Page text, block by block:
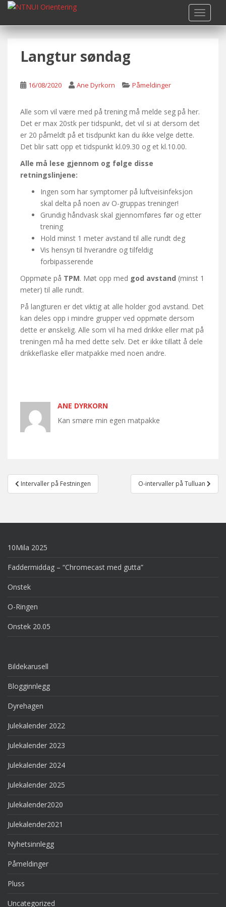
i
Langtur søndag
16/08/2020 Ane Dyrkorn Påmeldinger
Alle som vil være med på trening må melde seg på her.
Det er max 20stk per tidspunkt, det vil si at dersom det
er 20 påmeldt på et tisdpunkt kan du ikke velge dette.
Det blir satt opp et tidspunkt kl.09.30 og et kl.10.00.
Alle må lese gjennom og følge disse
retningslinjene:
Ingen som har symptomer på luftveisinfeksjon
skal delta på noen av O-gruppas treninger!
Grundig håndvask skal gjennomføres før og etter
trening
Hold minst 1 meter avstand til alle rundt deg
Vis hensyn til hverandre og tilfeldig
forbipasserende
Oppmøte på TPM. Møt opp med god avstand (minst 1
meter) til alle rundt.
På langturen er det viktig at alle holder god avstand. Det
kan deles opp i mindre grupper ved oppmøte dersom
dette er ønskelig. Alle som vil ha med drikke eller mat på
treningen må ha med dette selv. Det er ikke tillatt å dele
drikkeflaske eller matpakke med noen andre.
ANE DYRKORN
Kan smøre min egen matpakke
Post
navigation
Intervaller på Festningen O-intervaller på Tulluan
10Mila 2025
Faddermiddag – “Chromecast med gutta”
Onstek
O-Ringen
Onstek 20.05
Bildekarusell
Blogginnlegg
Dyrehagen
Julekalender 2022
Julekalender 2023
Julekalender 2024
Julekalender 2025
Julekalender2020
Julekalender2021
Nyhetsinnlegg
Påmeldinger
Pluss
Uncategorized